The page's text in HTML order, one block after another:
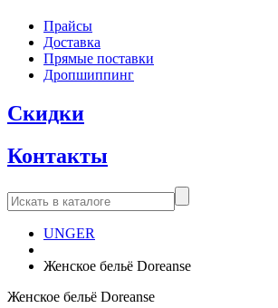
Прайсы
Доставка
Прямые поставки
Дропшиппинг
Скидки
Контакты
UNGER
Женское бельё Doreanse
Женское бельё Doreanse